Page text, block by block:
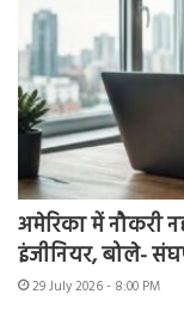
अमेरिका में नौकरी
इंजीनियर, बोले-
29 July 2026 - 8:00 PM